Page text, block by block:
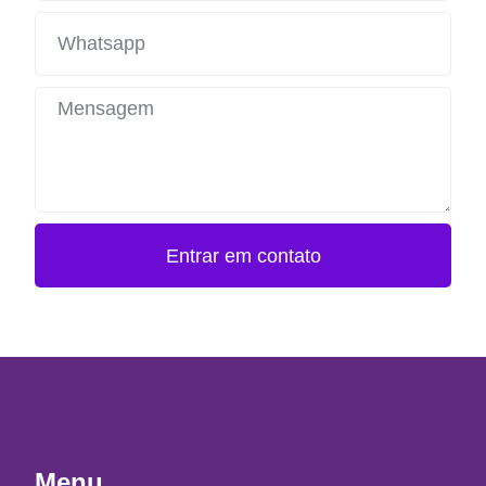
Entrar em contato